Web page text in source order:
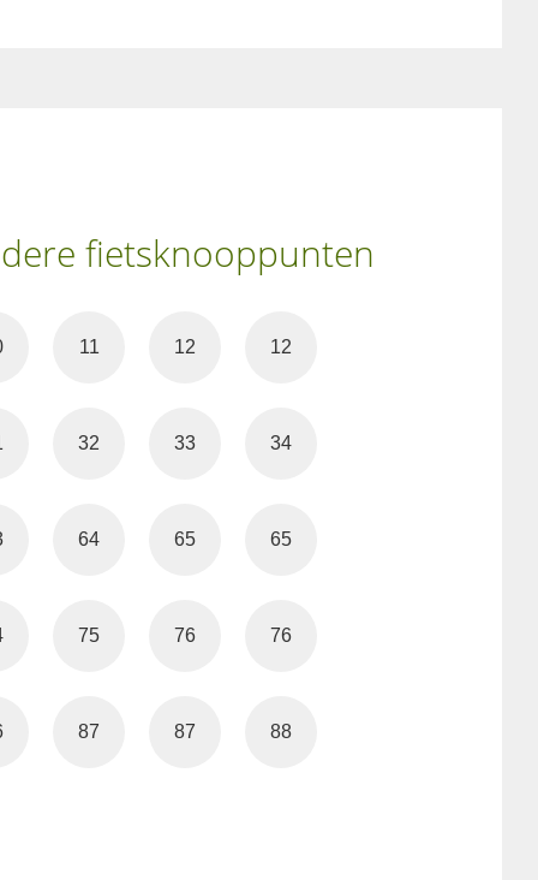
fietsknooppunten
11 12 12
32 33 34
64 65 65
75 76 76
87 87 88